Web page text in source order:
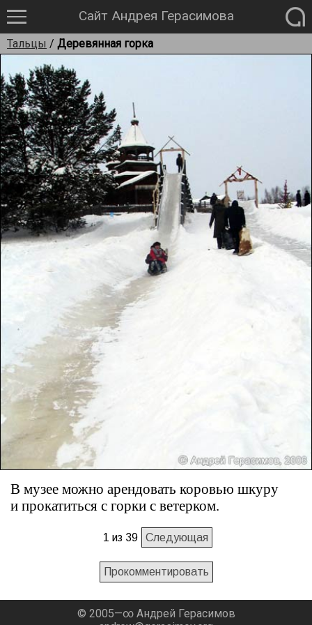
Сайт Андрея Герасимова
Тальцы / Деревянная горка
В музее можно арендовать коровью шкуру
и прокатиться с горки с ветерком.
1 из 39 Следующая
Прокомментировать
© 2005—∞ Андрей Герасимов